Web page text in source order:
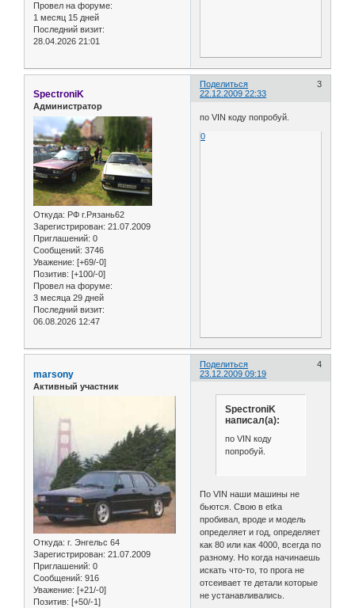
Провел на форуме:
1 месяц 15 дней
Последний визит:
28.04.2026 21:01
Поделиться
3
22.12.2009 22:33
SpectroniK
Администратор
Откуда: РФ г.Рязань62
Зарегистрирован: 21.07.2009
Приглашений: 0
Сообщений: 3746
Уважение: [+69/-0]
Позитив: [+100/-0]
Провел на форуме:
3 месяца 29 дней
Последний визит:
06.08.2026 12:47
по VIN коду попробуй.
0
Поделиться
4
23.12.2009 09:19
marsony
Активный участник
Откуда: г. Энгельс 64
Зарегистрирован: 21.07.2009
Приглашений: 0
Сообщений: 916
Уважение: [+21/-0]
Позитив: [+50/-1]
SpectroniK
написал(а):
по VIN коду
попробуй.
По VIN наши машины не
бьются. Свою в etka
пробивал, вроде и модель
определяет и год, определяет
как 80 или как 4000, всегда по
разному. Но когда начинаешь
искать что-то, то прога не
отсеивает те детали которые
не устанавливались.